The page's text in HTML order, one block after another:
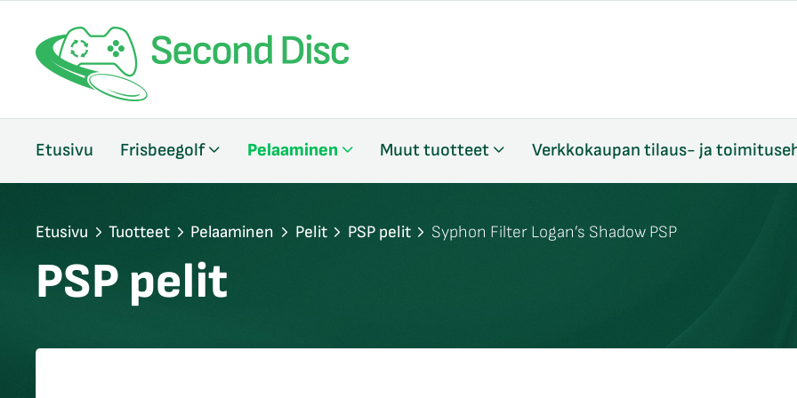
Etusivu Frisbeegolf Pelaaminen Muut tuotteet Verkkokaupan tilaus- ja
Etusivu Tuotteet Pelaaminen Pelit PSP pelit Syphon Filter Logan’s Shadow PSP
PSP pelit
sulje
sulje
sulje